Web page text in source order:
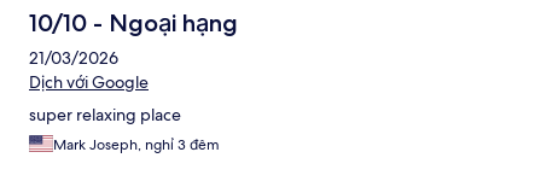
10/10 - Ngoại hạng
21/03/2026
Dịch với Google
super relaxing place
Mark Joseph, nghỉ 3 đêm